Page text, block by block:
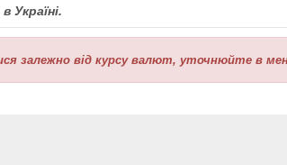
в Україні.
залежно від курсу валют, уточнюйте в